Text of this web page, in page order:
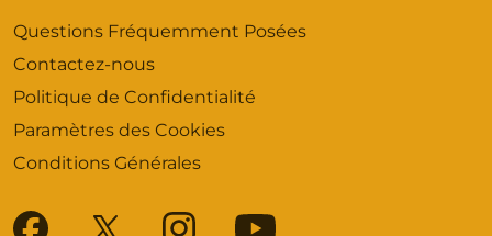
Questions Fréquemment Posées
Contactez-nous
Politique de Confidentialité
Paramètres des Cookies
Conditions Générales